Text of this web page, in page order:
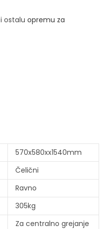
i ostalu opremu za
570x580xx1540mm
Čelični
Ravno
305kg
Za centralno grejanje